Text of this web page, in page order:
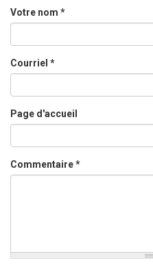
Votre nom *
Courriel *
Page d'accueil
Commentaire*